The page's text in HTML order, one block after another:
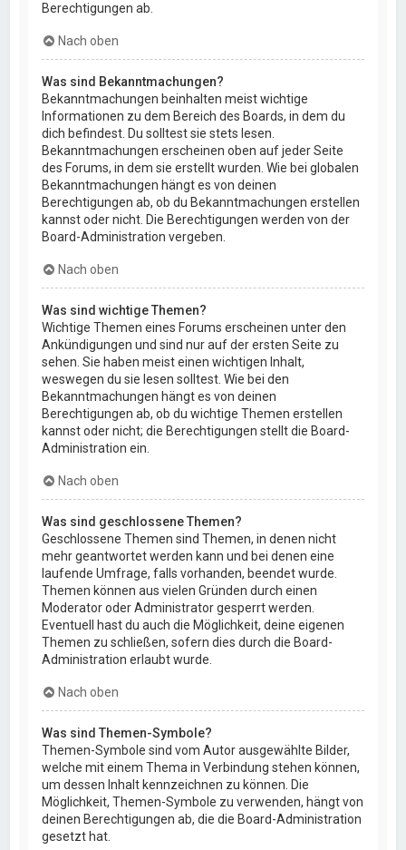
Berechtigungen ab.
Nach oben
Was sind Bekanntmachungen?
Bekanntmachungen beinhalten meist wichtige
Informationen zu dem Bereich des Boards, in dem du
dich befindest. Du solltest sie stets lesen.
Bekanntmachungen erscheinen oben auf jeder Seite
des Forums, in dem sie erstellt wurden. Wie bei globalen
Bekanntmachungen hängt es von deinen
Berechtigungen ab, ob du Bekanntmachungen erstellen
kannst oder nicht. Die Berechtigungen werden von der
Board-Administration vergeben.
Nach oben
Was sind wichtige Themen?
Wichtige Themen eines Forums erscheinen unter den
Ankündigungen und sind nur auf der ersten Seite zu
sehen. Sie haben meist einen wichtigen Inhalt,
weswegen du sie lesen solltest. Wie bei den
Bekanntmachungen hängt es von deinen
Berechtigungen ab, ob du wichtige Themen erstellen
kannst oder nicht; die Berechtigungen stellt die Board-
Administration ein.
Nach oben
Was sind geschlossene Themen?
Geschlossene Themen sind Themen, in denen nicht
mehr geantwortet werden kann und bei denen eine
laufende Umfrage, falls vorhanden, beendet wurde.
Themen können aus vielen Gründen durch einen
Moderator oder Administrator gesperrt werden.
Eventuell hast du auch die Möglichkeit, deine eigenen
Themen zu schließen, sofern dies durch die Board-
Administration erlaubt wurde.
Nach oben
Was sind Themen-Symbole?
Themen-Symbole sind vom Autor ausgewählte Bilder,
welche mit einem Thema in Verbindung stehen können,
um dessen Inhalt kennzeichnen zu können. Die
Möglichkeit, Themen-Symbole zu verwenden, hängt von
deinen Berechtigungen ab, die die Board-Administration
gesetzt hat.